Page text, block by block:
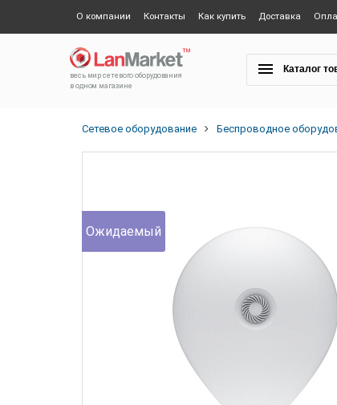
О компании Контакты Как купить Доставка
весь мир сетевого оборудования
в одном магазине
Каталог
Сетевое оборудование Беспроводное
Ожидаемый